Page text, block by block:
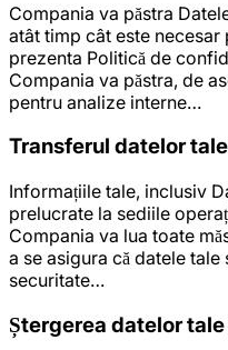
Compania va păstra
atât timp cât este
prezenta Politică de
Compania va păstra, de
pentru analize interne…
Transferul datelor
Informațiile tale, inclusiv
prelucrate la sediile
Compania va lua toate
a se asigura că datele
securitate…
Ștergerea datelor